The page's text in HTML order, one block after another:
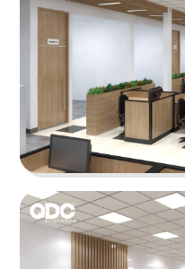
Những bức tường
vách gỗ trang